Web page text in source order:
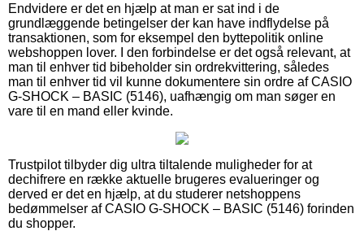
Endvidere er det en hjælp at man er sat ind i de
grundlæggende betingelser der kan have indflydelse på
transaktionen, som for eksempel den byttepolitik online
webshoppen lover. I den forbindelse er det også relevant, at
man til enhver tid bibeholder sin ordrekvittering, således
man til enhver tid vil kunne dokumentere sin ordre af CASIO
G-SHOCK – BASIC (5146), uafhængig om man søger en
vare til en mand eller kvinde.
Trustpilot tilbyder dig ultra tiltalende muligheder for at
dechifrere en række aktuelle brugeres evalueringer og
derved er det en hjælp, at du studerer netshoppens
bedømmelser af CASIO G-SHOCK – BASIC (5146) forinden
du shopper.